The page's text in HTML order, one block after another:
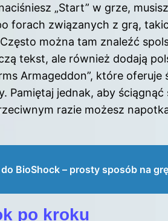
„Start” w grze,
forach związanych z grą,
można tam znaleźć
tekst, ale również dodają
Armageddon”, które oferuje
Pamiętaj jednak, aby
razie możesz
BioShock – prosty sposób na
po kroku